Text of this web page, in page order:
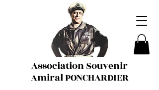
Association Souvenir
Amiral PONCHARDIER